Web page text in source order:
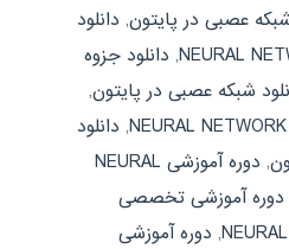
عصبی در پایتون, دانلود
, دانلود جزوه
شبکه عصبی در پایتون,
, دانلود
,
دوره آموزشی NEURAL
دوره آموزشی تخصصی
, دوره آموزشی